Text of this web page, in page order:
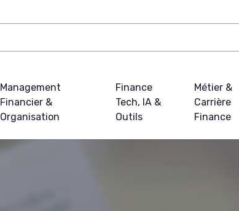
Management
Financier &
Organisation
Finance
Tech, IA &
Outils
Métier &
Carrière
Finance